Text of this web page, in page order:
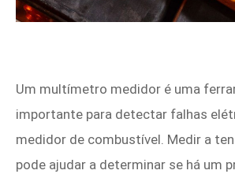
Um multímetro medidor é uma
importante para detectar falhas
medidor de combustível. Medir a
pode ajudar a determinar se há um